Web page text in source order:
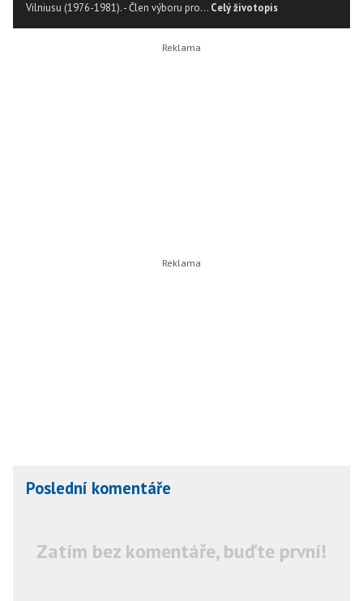
Vilniusu (1976-1981). - Člen výboru pro... Celý životopis
Poslední komentáře
Zatím bez komentáře, buďte první!